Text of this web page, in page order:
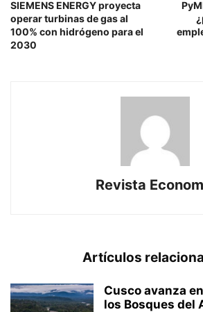
SIEMENS ENERGY proyecta
operar turbinas de gas al
100% con hidrógeno para el
2030
Revista
Artículos
Cusco avanza
los Bosques del